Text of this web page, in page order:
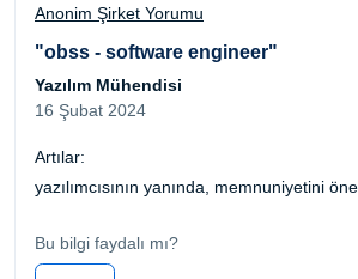
Anonim Şirket Yorumu
"obss - software engineer"
Yazılım Mühendisi
16 Şubat 2024
Artılar:
yazılımcısının yanında, memnuniyetini
Bu bilgi faydalı mı?